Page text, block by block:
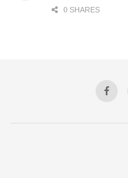
0 SHARES